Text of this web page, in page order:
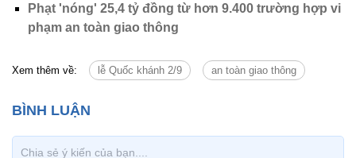
Phạt 'nóng' 25,4 tỷ đồng từ hơn 9.400 trường hợp vi
phạm an toàn giao thông
Xem thêm về: lễ Quốc khánh 2/9 an toàn giao thông